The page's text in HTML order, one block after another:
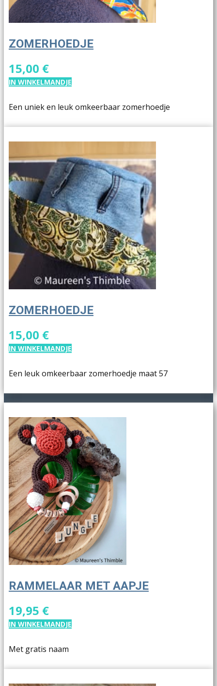
ZOMERHOEDJE
15,00 €
IN WINKELMANDJE
Een uniek en leuk omkeerbaar zomerhoedje
ZOMERHOEDJE
15,00 €
IN WINKELMANDJE
Een leuk omkeerbaar zomerhoedje maat 57
RAMMELAAR MET AAPJE
19,95 €
IN WINKELMANDJE
Met gratis naam